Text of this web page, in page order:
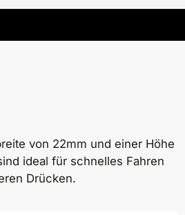
von 22mm und einer Höhe
ideal für schnelles Fahren
Drücken.